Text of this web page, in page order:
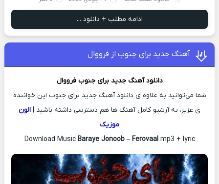
ادامه مطلب + دانلود ...
آهنگ جدید برای جنوب از فرووال
دانلود آهنگ جدید برای جنوبفرووال
شما می‌توانید به علاوه ی دانلود آهنگ جدید برای جنوب این خواننده
ی عزیز، به آرشیو کامل آهنگ ها هم دسترسی داشته باشید | الون
موزیک
Download Music Baraye Jonoob– Ferovaalmp3 + lyric